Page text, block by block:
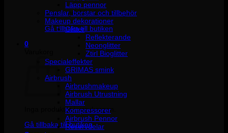
Inga produkter i varukorgen.
Gå tillbaka till butiken
0
Inga produkter i varukorgen.
Gå tillbaka till butiken
Läpp pennor
Penslar, borstar och tillbehör
Makeup dekorationer
Glitter
Reflekterande
Neonglitter
Ztirl Bioglitter
Specialeffekter
GRIMAS smink
Airbrush
Airbrushmakeup
Airbrush Utrustning
Mallar
Kompressorer
Airbrush Pennor
Reservdelar